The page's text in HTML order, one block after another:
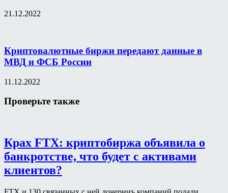
21.12.2022
Криптовалютные биржи передают данные в
МВД и ФСБ России
11.12.2022
Проверьте также
Крах FTX: криптобиржа объявила о
банкротстве, что будет с активами
клиентов?